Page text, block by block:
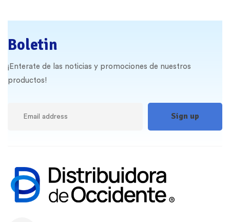
Boletin
¡Enterate de las noticias y promociones de nuestros
productos!